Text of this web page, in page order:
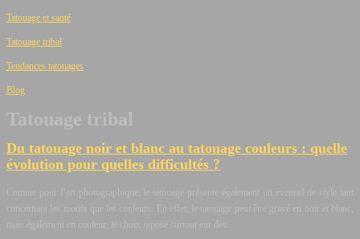
Tatouage et santé
Tatouage tribal
Tendances tatouages
Blog
Tatouage tribal
Du tatouage noir et blanc au tatouage couleurs : quelle
évolution pour quelles difficultés ?
Comme pour l’art photographique, le tatouage présente également un éventail de style tant
concernant les motifs que les couleurs. En effet, le tatouage peut être gravé en noir et blanc,
mais également en couleur, le choix repose surtout sur des…